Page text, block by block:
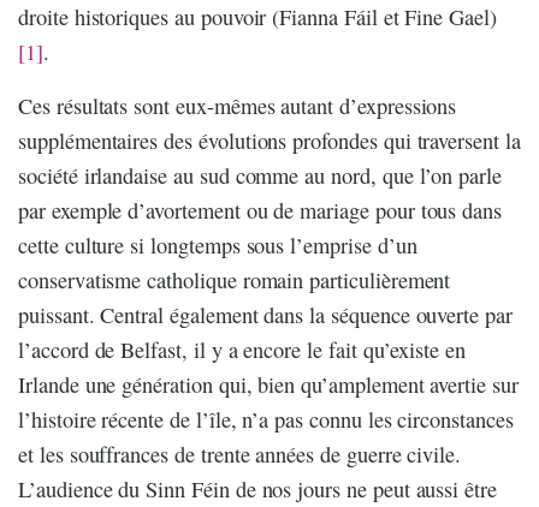
droite historiques au pouvoir (Fianna Fáil et Fine Gael)
[1].
Ces résultats sont eux-mêmes autant d’expressions
supplémentaires des évolutions profondes qui traversent la
société irlandaise au sud comme au nord, que l’on parle
par exemple d’avortement ou de mariage pour tous dans
cette culture si longtemps sous l’emprise d’un
conservatisme catholique romain particulièrement
puissant. Central également dans la séquence ouverte par
l’accord de Belfast, il y a encore le fait qu’existe en
Irlande une génération qui, bien qu’amplement avertie sur
l’histoire récente de l’île, n’a pas connu les circonstances
et les souffrances de trente années de guerre civile.
L’audience du Sinn Féin de nos jours ne peut aussi être